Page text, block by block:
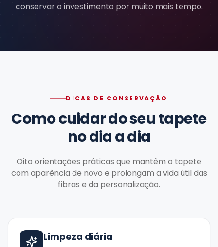
conservar o investimento por muito mais tempo.
DICAS DE CONSERVAÇÃO
Como cuidar do seu tapete
no dia a dia
Oito orientações práticas que mantêm o tapete
com aparência de novo e prolongam a vida útil das
fibras e da personalização.
Limpeza diária